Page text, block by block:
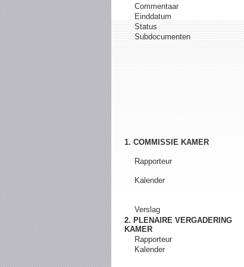
Commentaar
Einddatum
Status
Subdocumenten
1. COMMISSIE KAMER
Rapporteur
Kalender
Verslag
2. PLENAIRE VERGADERING
KAMER
Rapporteur
Kalender